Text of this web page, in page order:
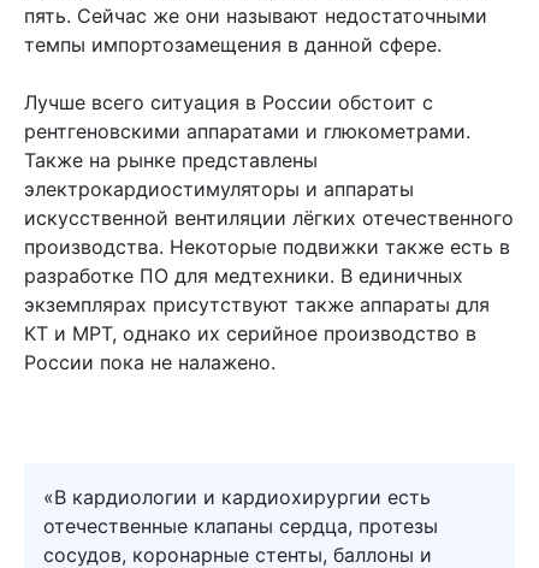
пять. Сейчас же они называют недостаточными
темпы импортозамещения в данной сфере.
Лучше всего ситуация в России обстоит с
рентгеновскими аппаратами и глюкометрами.
Также на рынке представлены
электрокардиостимуляторы и аппараты
искусственной вентиляции лёгких отечественного
производства. Некоторые подвижки также есть в
разработке ПО для медтехники. В единичных
экземплярах присутствуют также аппараты для
КТ и МРТ, однако их серийное производство в
России пока не налажено.
«В кардиологии и кардиохирургии есть
отечественные клапаны сердца, протезы
сосудов, коронарные стенты, баллоны и